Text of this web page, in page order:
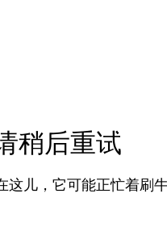
稍后重试
这儿，它可能正忙着刷